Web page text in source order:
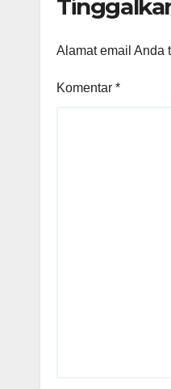
Alamat email Anda
Komentar *